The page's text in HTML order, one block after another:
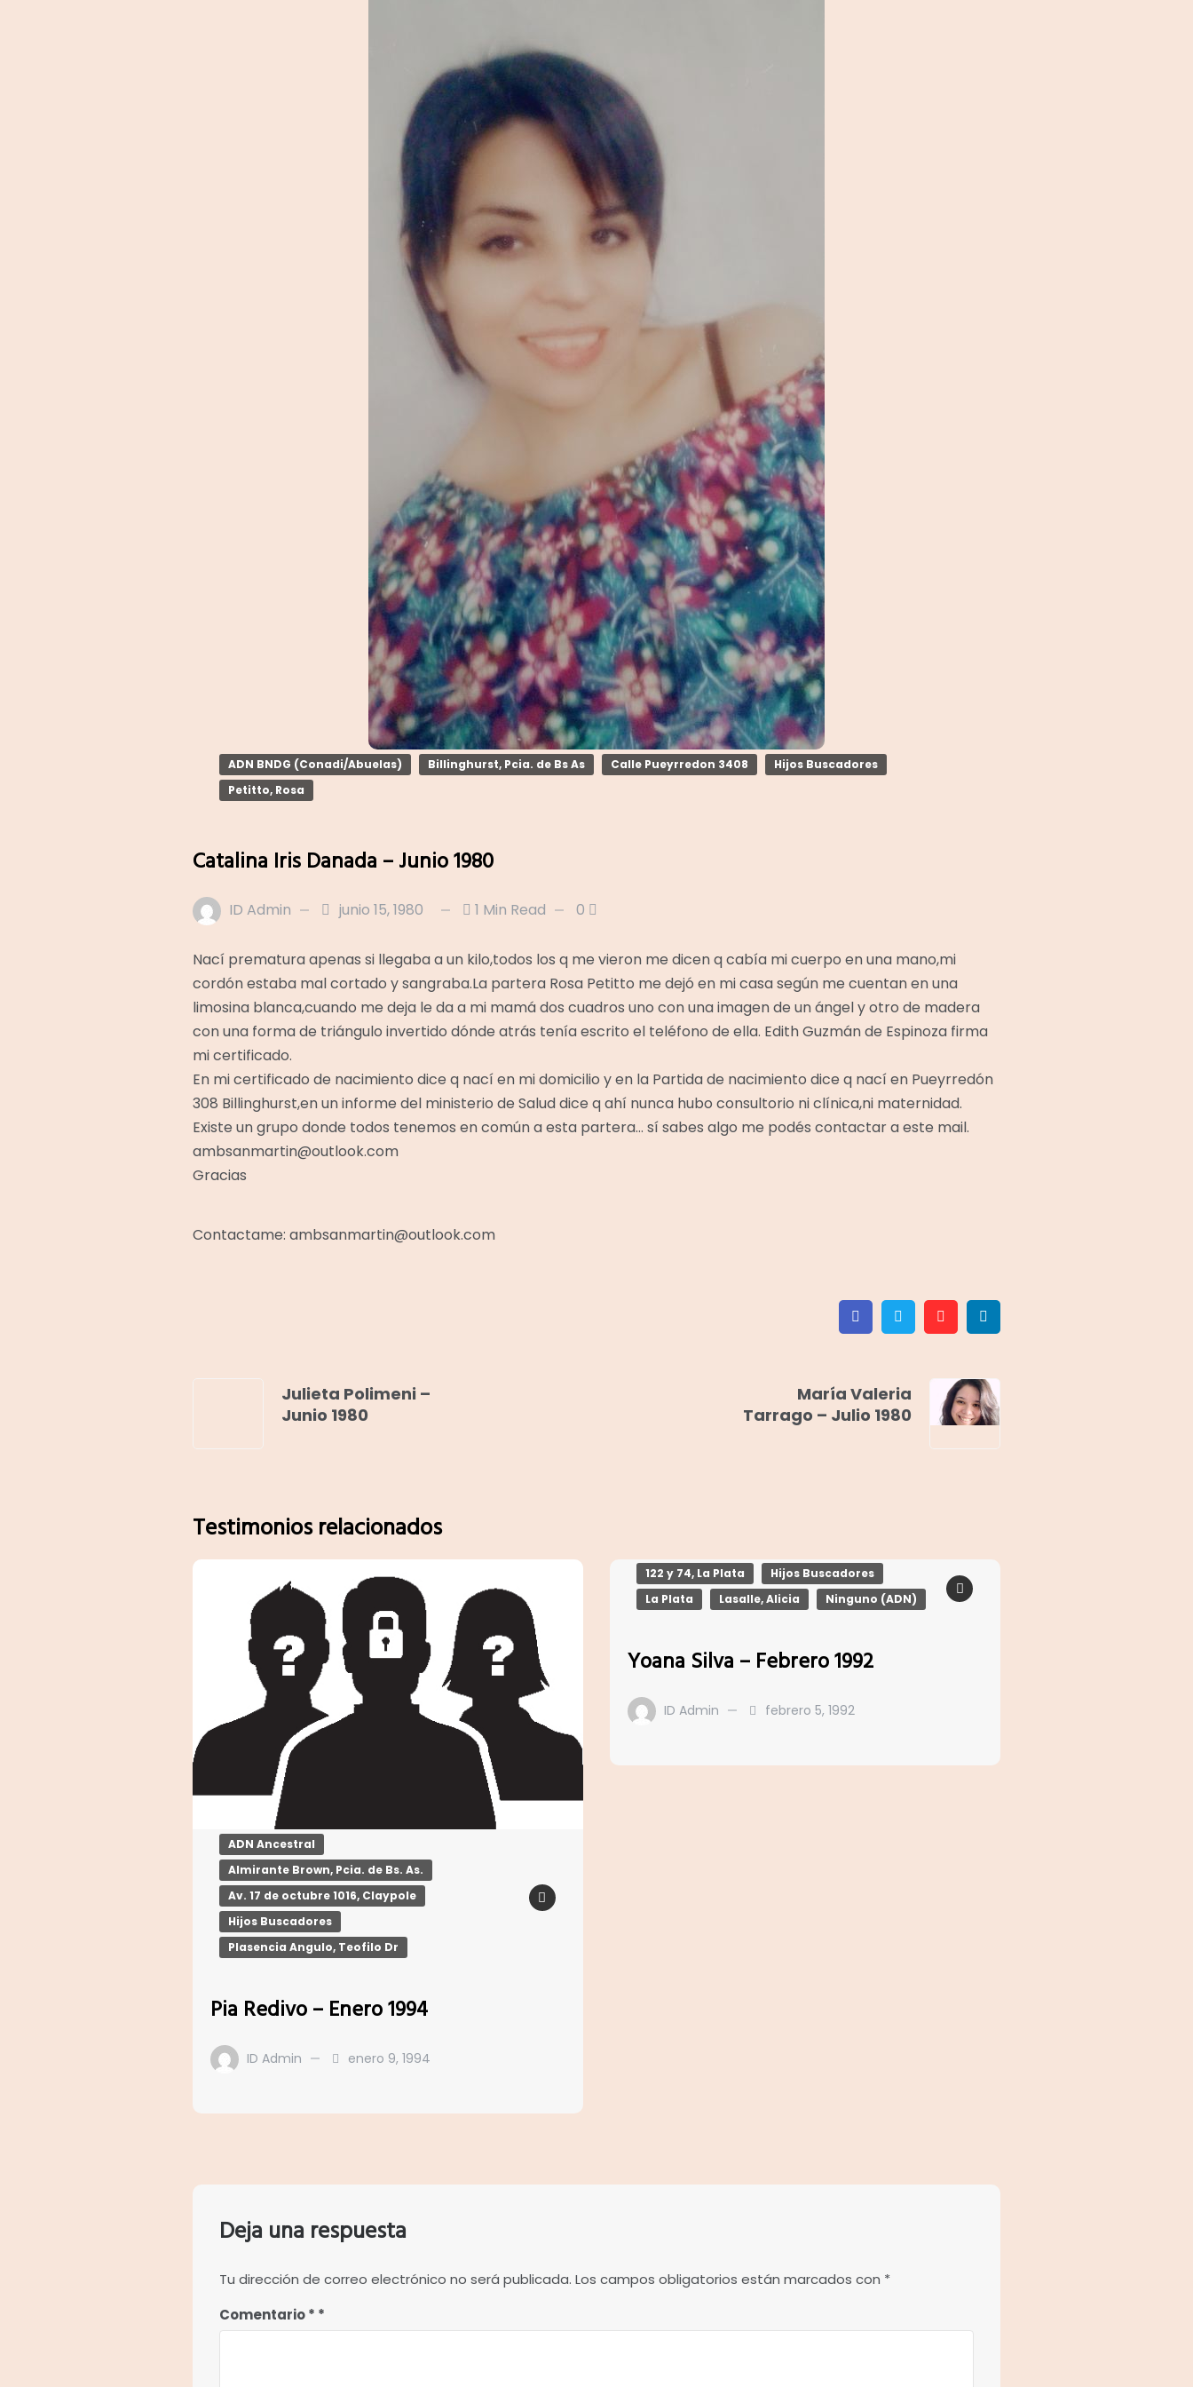
ADN BNDG (Conadi/Abuelas) Billinghurst, Pcia. de Bs As Calle Pueyrredon 3408
Hijos Buscadores
Petitto, Rosa
Catalina Iris Danada – Junio 1980
ID Admin junio 15, 1980 1 Min Read 0
Nací prematura apenas si llegaba a un kilo,todos los q me vieron me dicen q cabía mi cuerpo en una mano,mi
cordón estaba mal cortado y sangraba.La partera Rosa Petitto me dejó en mi casa según me cuentan en una
limosina blanca,cuando me deja le da a mi mamá dos cuadros uno con una imagen de un ángel y otro de madera
con una forma de triángulo invertido dónde atrás tenía escrito el teléfono de ella. Edith Guzmán de Espinoza firma
mi certificado.
En mi certificado de nacimiento dice q nací en mi domicilio y en la Partida de nacimiento dice q nací en Pueyrredón
308 Billinghurst,en un informe del ministerio de Salud dice q ahí nunca hubo consultorio ni clínica,ni maternidad.
Existe un grupo donde todos tenemos en común a esta partera… sí sabes algo me podés contactar a este mail.
ambsanmartin@outlook.com
Gracias
Contactame: ambsanmartin@outlook.com
FacebookTwitter Pinterest
Julieta Polimeni –
Junio 1980
María Valeria
Tarrago – Julio 1980
Testimonios relacionados
ADN Ancestral
Almirante Brown, Pcia. de Bs. As.
Av. 17 de octubre 1016, Claypole
Hijos Buscadores
Plasencia Angulo, Teofilo Dr
Pia Redivo – Enero 1994
ID Admin enero 9, 1994
122 y 74, La Plata
Hijos Buscadores
La Plata
Lasalle, Alicia Ninguno (ADN)
Yoana Silva – Febrero 1992
ID Admin febrero 5, 1992
Deja una respuesta
Tu dirección de correo electrónico no será publicada. Los campos obligatorios están marcados con *
Comentario*